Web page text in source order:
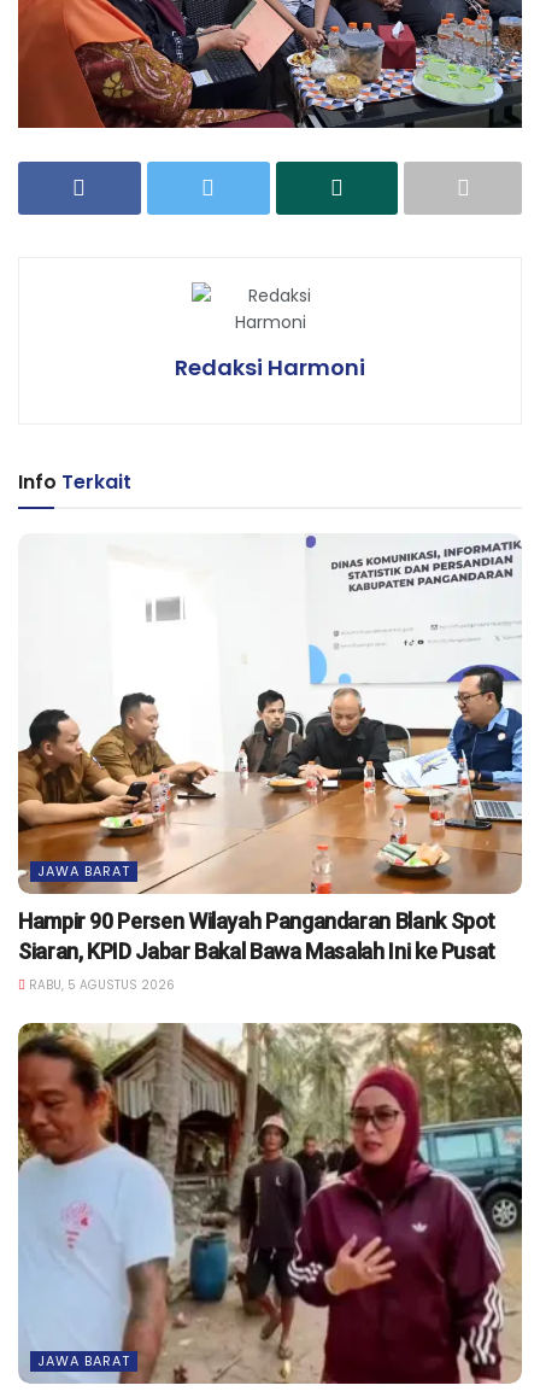
Redaksi Harmoni
Info Terkait
JAWA BARAT
Hampir 90 Persen Wilayah Pangandaran Blank Spot
Siaran, KPID Jabar Bakal Bawa Masalah Ini ke Pusat
RABU, 5 AGUSTUS 2026
JAWA BARAT